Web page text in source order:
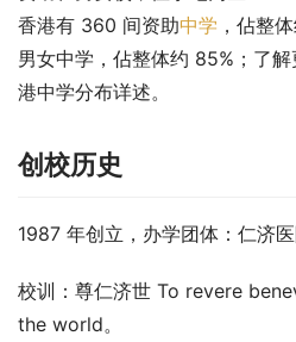
香港有 360 间资助中学 ，佔整
男女中学，佔整体约 85%；了
港中学分布详述。
创校历史
1987 年创立，办学团体：仁济
校训：尊仁济世 To revere
the world。